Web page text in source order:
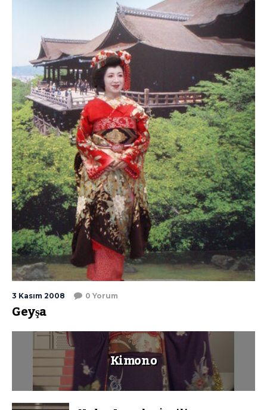
3 Kasım 2008 0 Yorum
Geyşa
Kimono